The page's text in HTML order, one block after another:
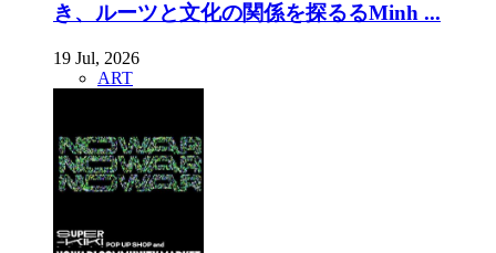
き、ルーツと文化の関係を探るるMinh ...
19 Jul, 2026
ART